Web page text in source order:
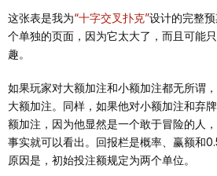
这张表是我为“十字交叉扑克”设计的完整
个单独的页面，因为它太大了，而且可能
趣。
如果玩家对大额加注和小额加注都无所谓
大额加注。同样，如果他对小额加注和弃
额加注，因为他显然是一个敢于冒险的人
事实就可以看出。回报栏是概率、赢额和
原因是，初始投注额规定为两个单位。